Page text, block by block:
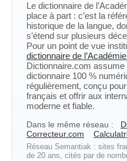
Le dictionnaire de
place à part : c’est la
historique de la langue,
s’étend sur plusieurs
Pour un point de vue
dictionnaire de
Dictionnaire.com
dictionnaire 100 %
régulièrement, conçu
français et offrir aux
moderne et fiable.
Dans le même réseau :
Correcteur.com
Réseau Semantiak : sites
de 20 ans, cités par de